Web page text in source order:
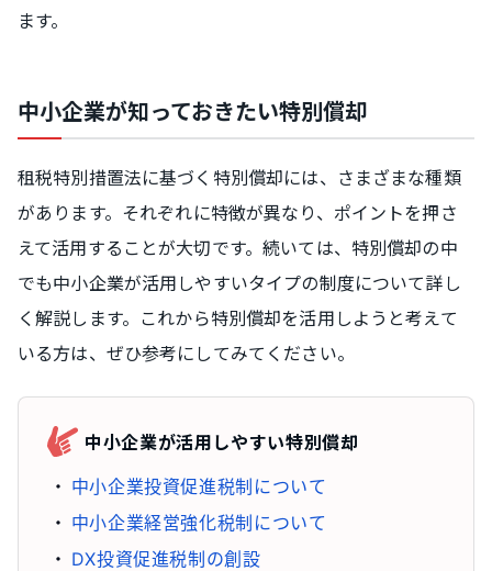
ます。
中小企業が知っておきたい特別償却
租税特別措置法に基づく特別償却には、さまざまな種類
があります。それぞれに特徴が異なり、ポイントを押さ
えて活用することが大切です。続いては、特別償却の中
でも中小企業が活用しやすいタイプの制度について詳し
く解説します。これから特別償却を活用しようと考えて
いる方は、ぜひ参考にしてみてください。
中小企業が活用しやすい特別償却
中小企業投資促進税制について
中小企業経営強化税制について
DX投資促進税制の創設